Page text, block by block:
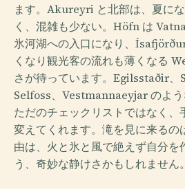
ます。Akureyri と北部は、夏に
く、混雑も少ない。Höfn は
氷河湖への入口になり、
くなり観光客の流れも薄くなる
さが待っています。Egilsstaðir、
Selfoss、Vestmannaeyjar のよ
ただのチェックリストではなく、
変えてくれます。滝を見に来るの
由は、火と氷と風で絶えず自分を
う、奇妙な静けさかもしれません。